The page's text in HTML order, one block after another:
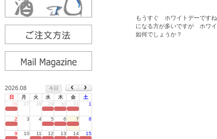
2026.08
今日
日
月 火 水 木 金
土
26
27 28 29 30 31 1
2 3 4 5 6 7 8
9 10 11 12 13 14 15
もうすぐ ホワイトデーです
になる方が多いですが ホワ
如何でしょうか？